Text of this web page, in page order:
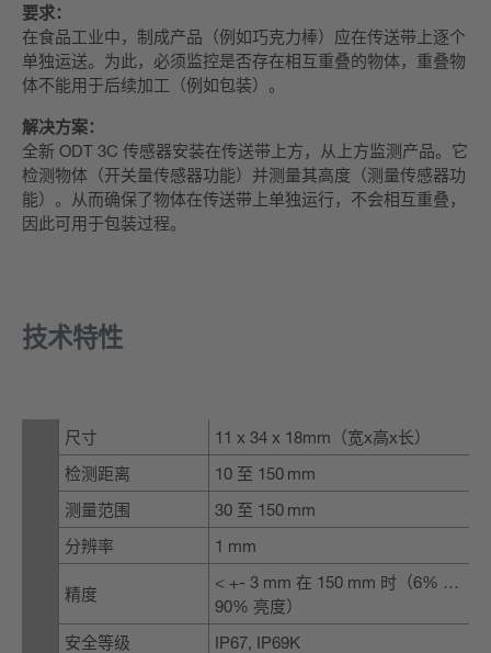
要求：
在食品工业中，制成产品（例如巧克力棒）应在传送带上逐个
单独运送。为此，必须监控是否存在相互重叠的物体，重叠物
体不能用于后续加工（例如包装）。
解决方案：
全新 ODT 3C 传感器安装在传送带上方，从上方监测产品。它
检测物体（开关量传感器功能）并测量其高度（测量传感器功
能）。从而确保了物体在传送带上单独运行，不会相互重叠，
因此可用于包装过程。
技术特性
尺寸
11 x 34 x 18mm（宽x高x长）
检测距离
10 至 150 mm
测量范围
30 至 150 mm
分辨率
1 mm
精度
< +- 3 mm 在 150 mm 时（6% …
90% 亮度）
安全等级
IP67, IP69K